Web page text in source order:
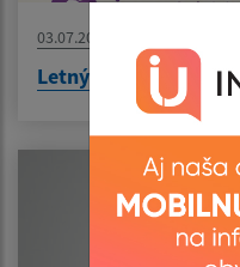
03.07.2026
Letný tábor v